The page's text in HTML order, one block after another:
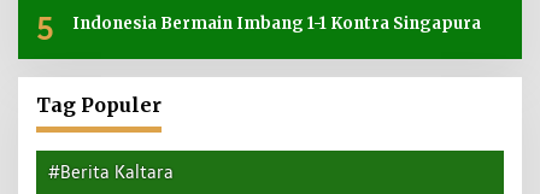
5 Indonesia Bermain Imbang 1-1 Kontra Singapura
Tag Populer
#Berita Kaltara